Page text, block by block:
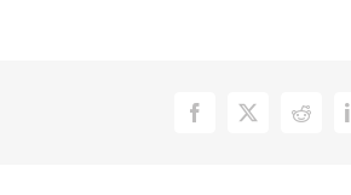
Facebook
X Reddit